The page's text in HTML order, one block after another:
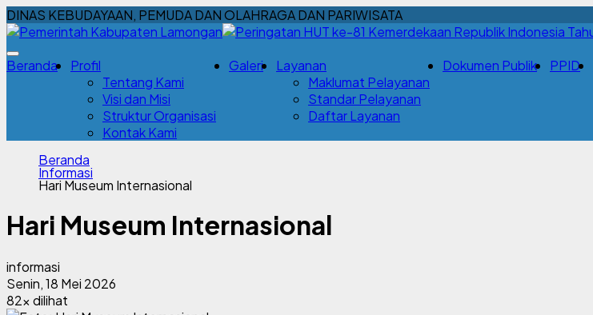
DINAS KEBUDAYAAN, PEMUDA DAN OLAHRAGA DAN PARIWISATA
Beranda
Profil
Tentang Kami
Visi dan Misi
Struktur Organisasi
Kontak Kami
Galeri
Layanan
Maklumat Pelayanan
Standar Pelayanan
Daftar Layanan
Dokumen Publik PPID
Beranda
Informasi
Hari Museum Internasional
Hari Museum Internasional
informasi
Senin, 18 Mei 2026
82x dilihat